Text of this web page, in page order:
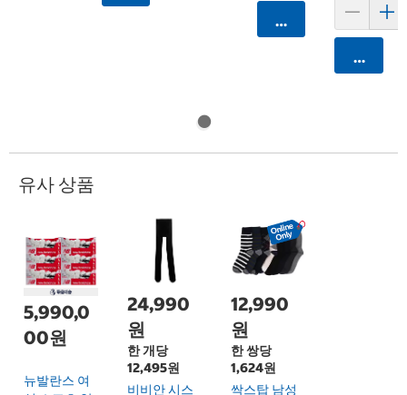
카트에 담기
카트에
유사 상품
5,990,0
00원
뉴발란스 여
24,990
원
한 개당
12,495원
비비안 시스
12,990
원
한 쌍당
1,624원
싹스탑 남성